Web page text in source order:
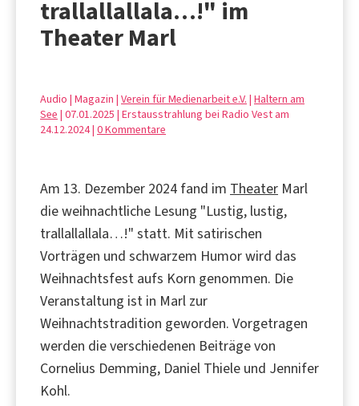
trallallallala…!" im
Theater Marl
Audio | Magazin | Verein für Medienarbeit e.V. | Haltern am
See | 07.01.2025 | Erstausstrahlung bei Radio Vest am
24.12.2024 | 0 Kommentare
Am 13. Dezember 2024 fand im Theater Marl
die weihnachtliche Lesung "Lustig, lustig,
trallallallala…!" statt. Mit satirischen
Vorträgen und schwarzem Humor wird das
Weihnachtsfest aufs Korn genommen. Die
Veranstaltung ist in Marl zur
Weihnachtstradition geworden. Vorgetragen
werden die verschiedenen Beiträge von
Cornelius Demming, Daniel Thiele und Jennifer
Kohl.